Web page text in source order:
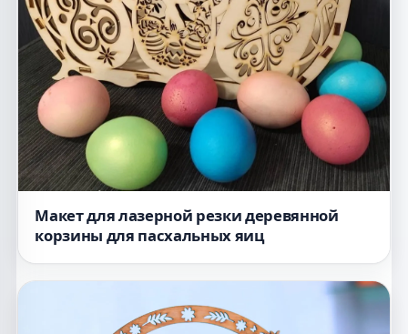
Макет для лазерной резки деревянной
корзины для пасхальных яиц